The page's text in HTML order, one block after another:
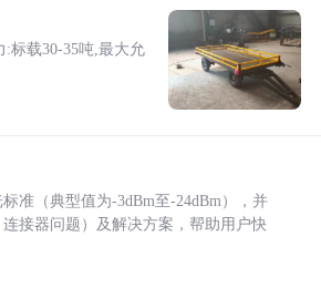
:标载30-35吨,最大允
准（典型值为-3dBm至-24dBm），并
接器问题）及解决方案，帮助用户快